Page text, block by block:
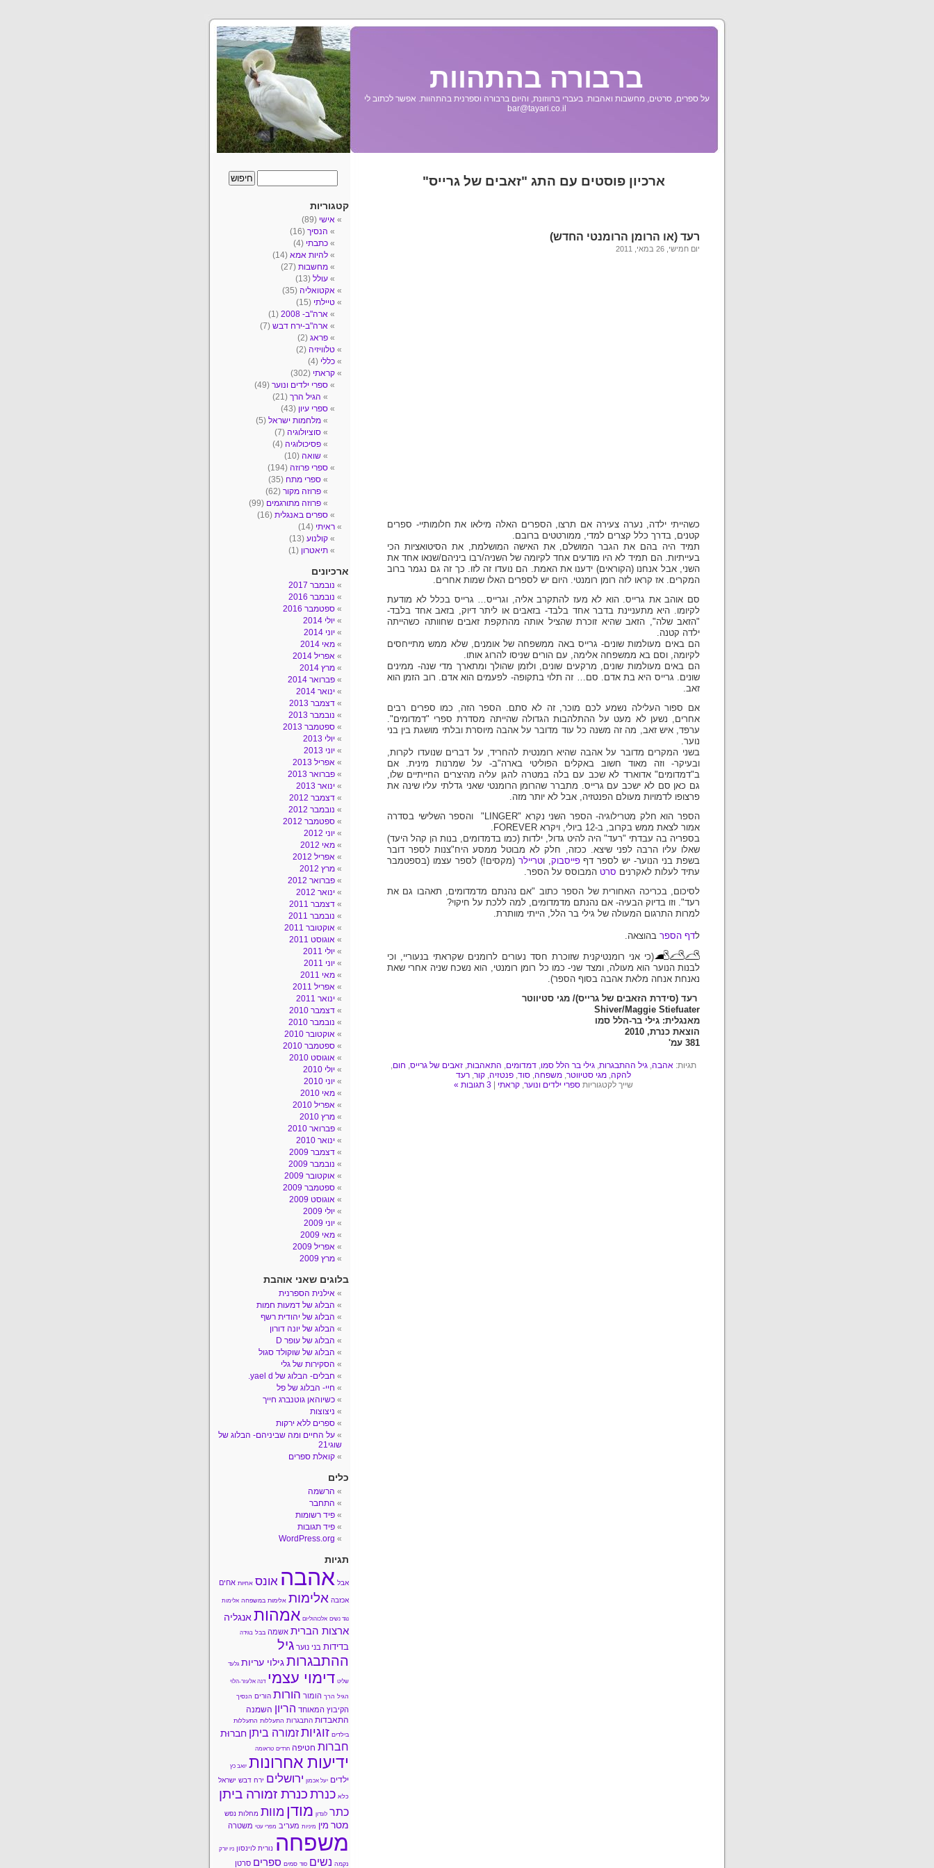
ברבורה בהתהוות
על ספרים, סרטים, מחשבות ואהבות. בעברי ברווזונת, והיום ברבורה וספרנית בהתהוות. אפשר לכתוב לי
bar@tayari.co.il
ארכיון פוסטים עם התג "זאבים של גרייס"
רעד (או הרומן הרומנטי החדש)
יום חמישי, 26 במאי, 2011
כשהייתי ילדה, נערה צעירה אם תרצו, הספרים האלה מילאו את חלומותיי- ספרים
קטנים, בדרך כלל קצרים למדי, ממורטטים ברובם.
תמיד היה בהם את הגבר המושלם, את האישה המושלמת, את הסיטואציות הכי
בעייתיות. הם תמיד לא היו מודעים אחד לקיומה של השניה/רבו ביניהם/שנאו אחד את
השני, אבל אנחנו (הקוראים) ידענו את האמת. הם נועדו זה לזו. כך זה גם נגמר ברוב
המקרים. אז קראו לזה רומן רומנטי. היום יש לספרים האלו שמות אחרים.
סם אוהב את גרייס. הוא לא מעז להתקרב אליה, וגרייס… גרייס בכלל לא מודעת
לקיומו. היא מתעניינת בדבר אחד בלבד- בזאבים או ליתר דיוק, בזאב אחד בלבד-
"הזאב שלה", הזאב שהיא זוכרת שהציל אותה מהתקפת זאבים שחוותה כשהייתה
ילדה קטנה.
הם באים מעולמות שונים- גרייס באה ממשפחה של אומנים, שלא ממש מתייחסים
לקיומה, וסם בא ממשפחה אלימה, עם הורים שניסו להרוג אותו.
הם באים מעולמות שונים, מרקעים שונים, ולזמן שהולך ומתארך מדי שנה- ממינים
שונים. גרייס היא בת אדם. סם… זה תלוי בתקופה- לפעמים הוא אדם. רוב הזמן הוא
זאב.
אם ספור העלילה נשמע לכם מוכר, זה לא סתם. הספר הזה, כמו ספרים רבים
אחרים, נשען לא מעט על ההתלהבות הגדולה שהייתה מסדרת ספרי "דמדומים".
ערפד, איש זאב, מה זה משנה כל עוד מדובר על אהבה מיוסרת ובלתי מושגת בין בני
נוער.
בשני המקרים מדובר על אהבה שהיא רומנטית להחריד, על דברים שנועדו לקרות,
ובעיקר- וזה מאוד חשוב באקלים הפוליטי בארה"ב- על שמרנות מינית. אם
ב"דמדומים" אדוארד לא שכב עם בלה במטרה להגן עליה מהיצרים החייתיים שלו,
גם כאן סם לא ישכב עם גרייס. מתברר שהרומן הרומנטי שאני גדלתי עליו שינה את
פרצופו לדמויות מעולם הפנטזיה, אבל לא יותר מזה.
הספר הוא חלק מטרילוגיה- הספר השני נקרא "LINGER" והספר השלישי בסדרה
אמור לצאת ממש בקרוב, ב-12 ביולי, ויקרא FOREVER.
בספריה בה עבדתי "רעד" היה להיט גדול, ילדות (כמו בדמדומים, בנות הן קהל היעד)
שאלו עליו הרבה לפני שיצא. ככזה, חלק לא מבוטל ממסע היח"צנות לספר דובר
בשפת בני הנוער- יש לספר דףפייסבוק, וטריילר (מקסים!) לספר עצמו (בספטמבר
עתיד לעלות לאקרנים סרט המבוסס על הספר.
לסיכום, בכריכה האחורית של הספר כתוב "אם נהנתם מדמדומים, תאהבו גם את
רעד". וזו בדיוק הבעיה- אם נהנתם מדמדומים, למה ללכת על חיקוי?
למרות התרגום המעולה של גילי בר הלל, הייתי מוותרת.
לדף הספר בהוצאה.
(כי אני רומנטיקנית שזוכרת חסד נעורים לרומנים שקראתי בנעוריי, וכי
לבנות הנוער הוא מעולה, ומצד שני- כמו כל רומן רומנטי, הוא נשכח שניה אחרי שאת
נאנחת אנחה מלאת אהבה בסוף הספר).
רעד (סידרת הזאבים של גרייס)/ מגי סטיווטר
Shiver/Maggie Stiefuater
מאנגלית: גילי בר-הלל סמו
הוצאת כנרת, 2010
381 עמ'
תגיות: אהבה, גיל ההתבגרות, גילי בר הלל סמו, דמדומים, התאהבות, זאבים של גרייס, חום,
להקה, מגי סטיווטר, משפחה, סוד, פנטזיה, קור, רעד
שייך לקטגוריות ספרי ילדים ונוער, קראתי 3 תגובות »
קטגוריות
אישי (89)
הנסיך (16)
כתבתי (4)
להיות אמא (14)
מחשבות (27)
עולל (13)
אקטואליה (35)
טיילתי (15)
ארה"ב- 2008
(1)
ארה"ב-ירח דבש (7)
פראג (2)
טלוויזיה (2)
כללי (4)
קראתי (302)
ספרי ילדים ונוער (49)
הגיל הרך (21)
ספרי עיון (43)
מלחמות ישראל (5)
סוציולוגיה (7)
פסיכולוגיה (4)
שואה (10)
ספרי פרוזה (194)
ספרי מתח (35)
פרוזה מקור (62)
פרוזה מתורגמים (99)
ספרים באנגלית (16)
ראיתי (14)
קולנוע (13)
תיאטרון (1)
ארכיונים
נובמבר 2017
נובמבר 2016
ספטמבר 2016
יולי 2014
יוני 2014
מאי 2014
אפריל 2014
מרץ 2014
פברואר 2014
ינואר 2014
דצמבר 2013
נובמבר 2013
ספטמבר 2013
יולי 2013
יוני 2013
אפריל 2013
פברואר 2013
ינואר 2013
דצמבר 2012
נובמבר 2012
ספטמבר 2012
יוני 2012
מאי 2012
אפריל 2012
מרץ 2012
פברואר 2012
ינואר 2012
דצמבר 2011
נובמבר 2011
אוקטובר 2011
אוגוסט 2011
יולי 2011
יוני 2011
מאי 2011
אפריל 2011
ינואר 2011
דצמבר 2010
נובמבר 2010
אוקטובר 2010
ספטמבר 2010
אוגוסט 2010
יולי 2010
יוני 2010
מאי 2010
אפריל 2010
מרץ 2010
פברואר 2010
ינואר 2010
דצמבר 2009
נובמבר 2009
אוקטובר 2009
ספטמבר 2009
אוגוסט 2009
יולי 2009
יוני 2009
מאי 2009
אפריל 2009
מרץ 2009
בלוגים שאני אוהבת
אילנית הספרנית
הבלוג של דמעות חמות
הבלוג של יהודית רשף
הבלוג של יונה דורון
הבלוג של עופר D
הבלוג של שוקולד סגול
הסקירות של גלי
חבלים- הבלוג של yael d.
חיי- הבלוג של פל
כשיוהאן גוטנברג חייך
ניצוצות
ספרים ללא ירקות
על החיים ומה שביניהם- הבלוג של
שוגי21
קואלת ספרים
כלים
הרשמה
התחבר
פיד רשומות
פיד תגובות
WordPress.org
תגיות
אבל אהבה אונס אחיות אחים
אכזבה אלימות אלימות במשפחה אלימות
נגד נשים אלכוהוליזם אמהותאנגליה
ארצות הברית אשמה בבל בגידה
בדידות בני נוער גיל
ההתבגרות גילוי עריות גלעד
שליט דימוי עצמי דנה אלעזר-הלוי
הגיל הרך הומור הורות הורים הנסיך
הקיבוץ המאוחד הריון השמנה
התאבדות התבגרות התעללות התעללות
בילדים זוגיותזמורה ביתן חברוּת
חברות חטיפה חרדים טראומה
ידיעות אחרונות יואב כץ
ילדים יעל אכמון ירושלים ירח דבש ישראל
כלא כנרת כנרת זמורה ביתן
כתר לונדון מודן מוות מחלות נפש
מטר מין מיניות מעריב מפרי עטי משטרה
משפחה נורית לוינסון ניו יורק
נקמה נשים סוד סמים ספרים סרטן